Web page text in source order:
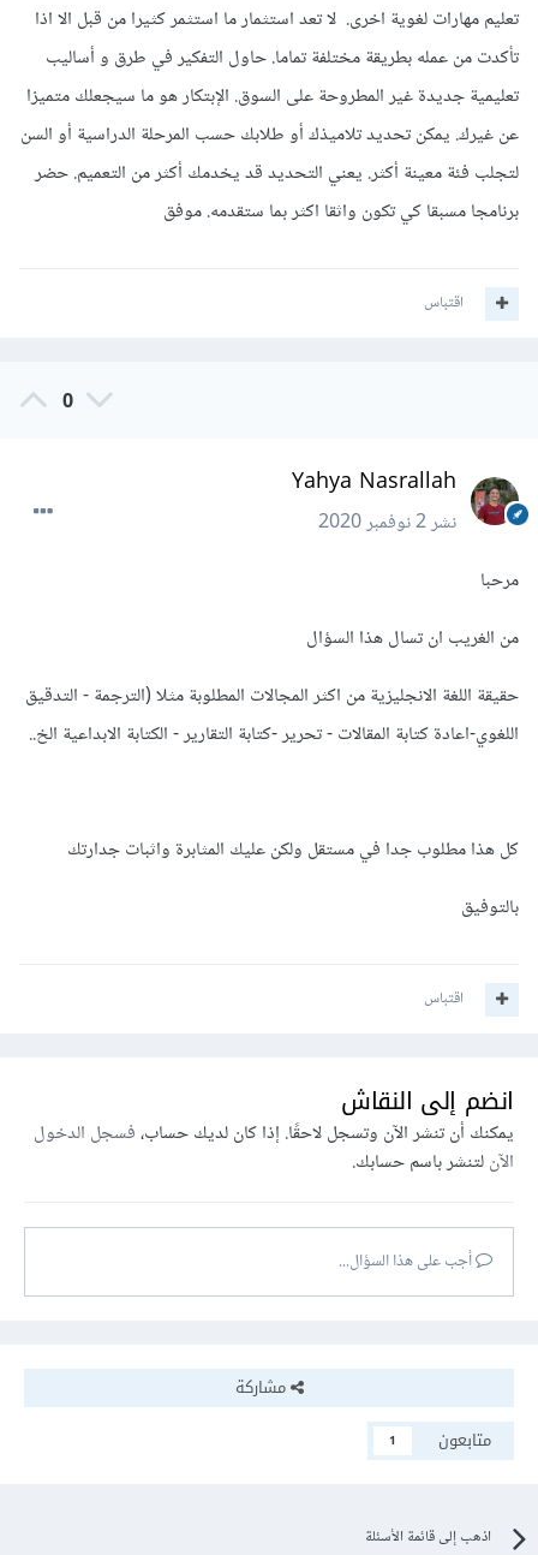
تعليم مهارات لغوية اخرى. لا تعد استثمار ما استثمر كثيرا من قبل الا اذا
تأكدت من عمله بطريقة مختلفة تماما. حاول التفكير في طرق و أساليب
تعليمية جديدة غير المطروحة على السوق. الإبتكار هو ما سيجعلك متميزا
عن غيرك. يمكن تحديد تلاميذك أو طلابك حسب المرحلة الدراسية أو السن
لتجلب فئة معينة أكثر. يعني التحديد قد يخدمك أكثر من التعميم. حضر
برنامجا مسبقا كي تكون واثقا اكثر بما ستقدمه. موفق
اقتباس
0
Yahya Nasrallah
نشر2 نوفمبر 2020
مرحبا
من الغريب ان تسال هذا السؤال
حقيقة اللغة الانجليزية من اكثر المجالات المطلوبة مثلا (الترجمة - التدقيق
اللغوي-اعادة كتابة المقالات - تحرير -كتابة التقارير - الكتابة الابداعية الخ..
كل هذا مطلوب جدا في مستقل ولكن عليك المثابرة واثبات جدارتك
بالتوفيق
اقتباس
انضم إلى النقاش
يمكنك أن تنشر الآن وتسجل لاحقًا. إذا كان لديك حساب،فسجل الدخول
الآنلتنشر باسم حسابك.
أجب على هذا السؤال...
مشاركة
متابعون
1
اذهب إلى قائمة الأسئلة